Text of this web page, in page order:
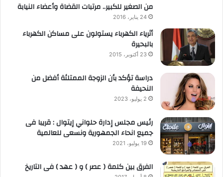
من الصغير للكبير.. مرتبات القضاة وأعضاء النيابة
24 يناير، 2016
أثرياء الكهرباء يستولون على مساكن الكهرباء
بالبحيرة
23 أكتوبر، 2015
دراسة تؤكد بأن الزوجة الممتلئة أفضل من
النحيفة
2 يوليو، 2023
رئيس مجلس إدارة حلواني إيتوال : قريبا فى
جميع انحاء الجمهورية ونسعى للعالمية
19 يوليو، 2021
الفرق بين كلمة ( عصر ) و ( عهد ) فى التاريخ